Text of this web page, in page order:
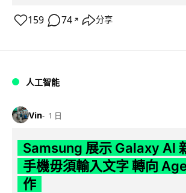
159 74 ↗ 分享
人工智能
Vin 1 日
Samsung 展示 Galaxy AI
手機毋須輸入文字 轉向
作